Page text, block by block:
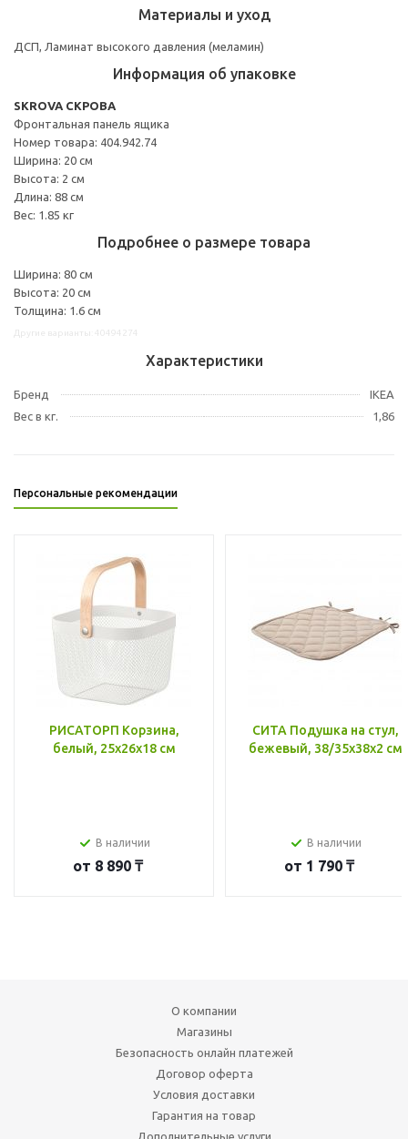
Материалы и уход
ДСП, Ламинат высокого давления (меламин)
Информация об упаковке
SKROVA СКРОВА
Фронтальная панель ящика
Номер товара: 404.942.74
Ширина: 20 см
Высота: 2 см
Длина: 88 см
Вес: 1.85 кг
Подробнее о размере товара
Ширина: 80 см
Высота: 20 см
Толщина: 1.6 см
Характеристики
Бренд
IKEA
Вес в кг.
1,86
Персональные рекомендации
РИСАТОРП Корзина,
белый, 25x26x18 см
В наличии
от 8 890 ₸
СИТА Подушка на стул,
бежевый, 38/35x38x2 см
В наличии
от 1 790 ₸
О компании
Магазины
Безопасность онлайн платежей
Договор оферта
Условия доставки
Гарантия на товар
Дополнительные услуги